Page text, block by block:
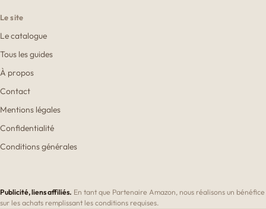
Le site
Le catalogue
Tous les guides
À propos
Contact
Mentions légales
Confidentialité
Conditions générales
Publicité, liens affiliés. En tant que Partenaire Amazon, nous réalisons un bénéfice
sur les achats remplissant les conditions requises.